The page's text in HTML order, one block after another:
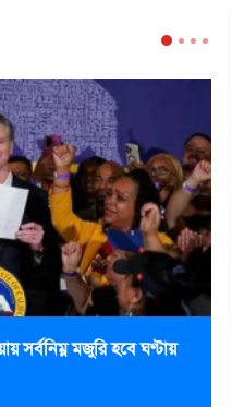
সর্বনিম্ন মজুরি হবে ঘণ্টায়